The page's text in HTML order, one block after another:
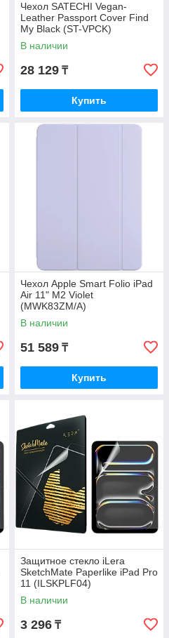
Чехол SATECHI Vegan-
Leather Passport Cover Find
My Black (ST-VPCK)
В наличии
28 129 ₸
Купить
Чехол Apple Smart Folio iPad
Air 11" M2 Violet
(MWK83ZM/A)
В наличии
51 589 ₸
Купить
Защитное стекло iLera
SketchMate Paperlike iPad Pro
11 (ILSKPLF04)
В наличии
3 296 ₸